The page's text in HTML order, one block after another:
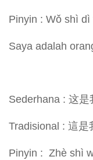
Pinyin : Wǒ shì
Saya adalah
Sederhana : 这是
Tradisional : 這是
Pinyin : Zhè shì